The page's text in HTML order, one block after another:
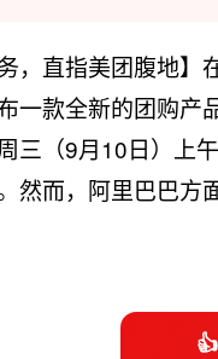
，直指美团腹地
一款全新的团购
三（9月10日）上
然而，阿里巴巴